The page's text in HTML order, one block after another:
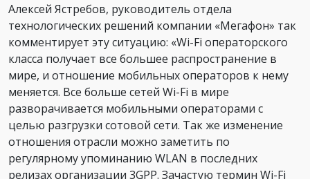
Алексей Ястребов, руководитель отдела
технологических решений компании «Мегафон» так
комментирует эту ситуацию: «Wi-Fi операторского
класса получает все большее распространение в
мире, и отношение мобильных операторов к нему
меняется. Все больше сетей Wi-Fi в мире
разворачивается мобильными операторами с
целью разгрузки сотовой сети. Так же изменение
отношения отрасли можно заметить по
регулярному упоминанию WLAN в последних
релизах организации 3GPP. Зачастую термин Wi-Fi